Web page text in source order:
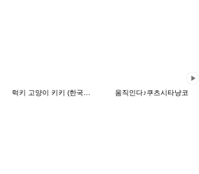
움직인다♪쿠츠시타냥코